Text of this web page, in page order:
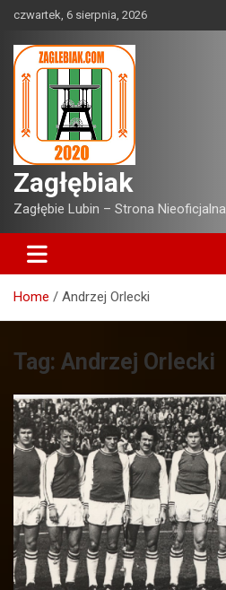
content
czwartek, 6 sierpnia, 2026
Zagłębiak
Zagłębie Lubin – Strona Nieoficjalna
Home Andrzej Orlecki
Tag: Andrzej Orlecki